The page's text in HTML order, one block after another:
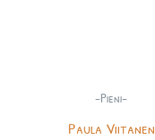
-Pieni-
Paula Viitanen